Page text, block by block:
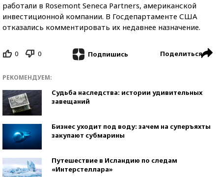
работали в Rosemont Seneca Partners, американской
инвестиционной компании. В Госдепартаменте США
отказались комментировать их недавнее назначение.
0 0 Подпишись Поделиться
РЕКОМЕНДУЕМ:
Судьба наследства: истории удивительных
завещаний
Бизнес уходит под воду: зачем на суперъяхты
закупают субмарины
Путешествие в Исландию по следам
«Интерстеллара»